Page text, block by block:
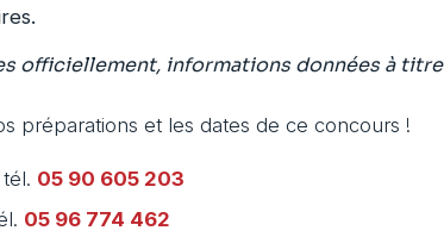
officiellement, informations données à titre
préparations et les dates de ce concours !
tél. 05 90 605 203
05 96 774 462